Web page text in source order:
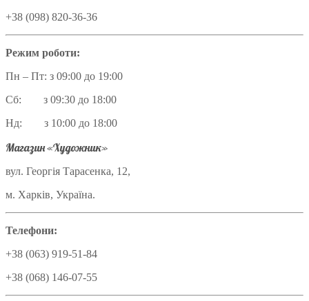
+38 (098) 820-36-36
Режим роботи:
Пн – Пт: з 09:00 до 19:00
Сб: з 09:30 до 18:00
Нд: з 10:00 до 18:00
Магазин «Художник»
вул. Георгія Тарасенка, 12,
м. Харків, Україна.
Телефони:
+38 (063) 919-51-84
+38 (068) 146-07-55